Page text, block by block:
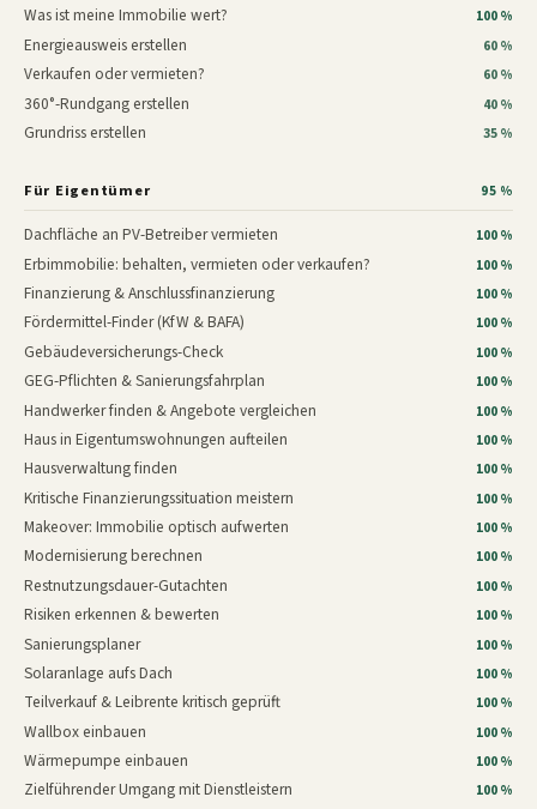
Was ist meine Immobilie wert? 100 %
Energieausweis erstellen 60 %
Verkaufen oder vermieten? 60 %
360°-Rundgang erstellen 40 %
Grundriss erstellen 35 %
Für Eigentümer 95 %
Dachfläche an PV-Betreiber vermieten 100 %
Erbimmobilie: behalten, vermieten oder verkaufen? 100 %
Finanzierung & Anschlussfinanzierung 100 %
Fördermittel-Finder (KfW & BAFA) 100 %
Gebäudeversicherungs-Check 100 %
GEG-Pflichten & Sanierungsfahrplan 100 %
Handwerker finden & Angebote vergleichen 100 %
Haus in Eigentumswohnungen aufteilen 100 %
Hausverwaltung finden 100 %
Kritische Finanzierungssituation meistern 100 %
Makeover: Immobilie optisch aufwerten 100 %
Modernisierung berechnen 100 %
Restnutzungsdauer-Gutachten 100 %
Risiken erkennen & bewerten 100 %
Sanierungsplaner 100 %
Solaranlage aufs Dach 100 %
Teilverkauf & Leibrente kritisch geprüft 100 %
Wallbox einbauen 100 %
Wärmepumpe einbauen 100 %
Zielführender Umgang mit Dienstleistern 100 %